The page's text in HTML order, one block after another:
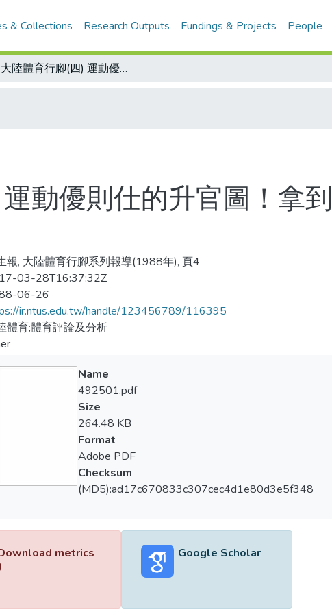
& Collections Research Outputs Fundings & Projects People
大陸體育行腳(四) 運動優則仕的升官圖！拿到世界冠軍 自會升官發財
動優則仕的升官圖！拿
報, 大陸體育行腳系列報導(1988年), 頁4
03-28T16:37:32Z
06-26
ir.ntus.edu.tw/handle/123456789/116395
體育;體育評論及分析
Name
492501.pdf
Size
264.48 KB
Format
Adobe PDF
Checksum
(MD5):ad17c670833c307cec4d1e80d3e5f348
metrics Google Scholar